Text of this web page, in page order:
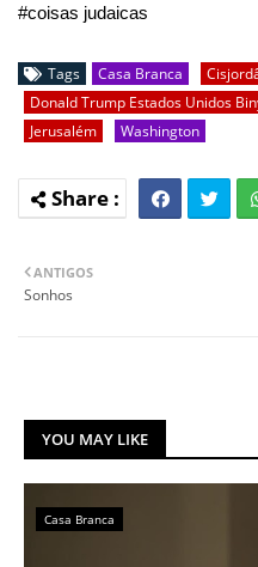
#coisas judaicas
Tags Casa Branca
Donald Trump Estados Unidos
Jerusalém
Washington
ANTIGOS
Sonhos
YOU MAY LIKE
Casa Branca